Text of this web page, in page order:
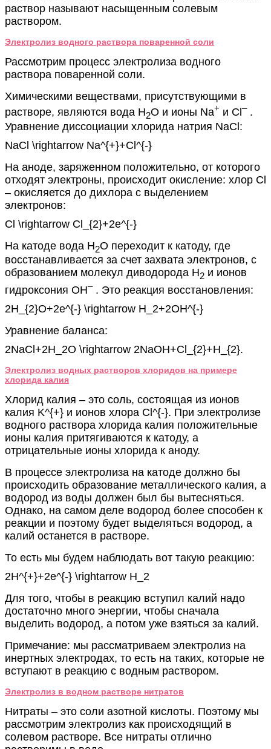
раствор называют насыщенным солевым
раствором.
Электролиз водного раствора поваренной соли
Рассмотрим процесс электролиза водного
раствора поваренной соли.
Химическими веществами, присутствующими в
растворе, являются вода H2O и ионы Na+ и Cl –.
Уравнение диссоциации хлорида натрия NaCl:
NaCl \rightarrow Na^{+}+Cl^{-}
На аноде, заряженном положительно, от которого
отходят электроны, происходит окисление: хлор Cl
– окисляется до дихлора с выделением
электронов:
Cl \rightarrow Cl_{2}+2e^{-}
На катоде вода H2O переходит к катоду, где
восстанавливается за счет захвата электронов, с
образованием молекул диводорода H2 и ионов
гидроксония OH–. Это реакция восстановления:
2H_{2}O+2e^{-} \rightarrow H_2+2OH^{-}
Уравнение баланса:
2NaCl+2H_2O \rightarrow 2NaOH+Cl_{2}+H_{2}.
Электролиз водных растворов хлоридов на примере
хлорида калия
Хлорид калия – это соль, состоящая из ионов
калия K^{+} и ионов хлора Cl^{-}. При электролизе
водного раствора хлорида калия положительные
ионы калия притягиваются к катоду, а
отрицательные ионы хлорида к аноду.
В процессе электролиза на катоде должно бы
происходить образование металлического калия, а
водород из воды должен был бы вытесняться.
Однако, на самом деле водород более способен к
реакции и поэтому будет выделяться водород, а
калий останется в растворе.
То есть мы будем наблюдать вот такую реакцию:
2H^{+}+2e^{-} \rightarrow H_2
Для того, чтобы в реакцию вступил калий надо
достаточно много энергии, чтобы сначала
выделить водород, а потом уже взяться за калий.
Примечание: мы рассматриваем электролиз на
инертных электродах, то есть на таких, которые не
вступают в реакцию с водным раствором.
Электролиз в водном растворе нитратов
Нитраты – это соли азотной кислоты. Поэтому мы
рассмотрим электролиз как происходящий в
солевом растворе. Все нитраты отлично